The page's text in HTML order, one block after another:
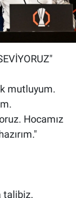
mutluyum.
Hocamız
talibiz.